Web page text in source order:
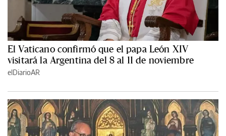
El Vaticano confirmó que el papa León XIV
visitará la Argentina del 8 al 11 de noviembre
elDiarioAR